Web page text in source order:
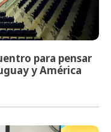
para pensar
y América